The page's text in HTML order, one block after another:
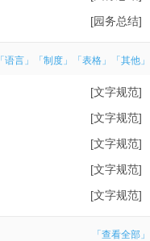
[园务总结]
「其他」
「表格」
「制度」
「语言」
[文字规范]
[文字规范]
[文字规范]
[文字规范]
[文字规范]
「查看全部」